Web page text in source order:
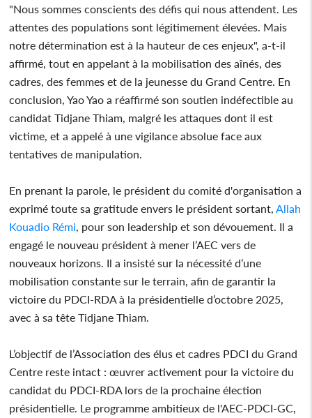
"Nous sommes conscients des défis qui nous attendent. Les
attentes des populations sont légitimement élevées. Mais
notre détermination est à la hauteur de ces enjeux", a-t-il
affirmé, tout en appelant à la mobilisation des aînés, des
cadres, des femmes et de la jeunesse du Grand Centre. En
conclusion, Yao Yao a réaffirmé son soutien indéfectible au
candidat Tidjane Thiam, malgré les attaques dont il est
victime, et a appelé à une vigilance absolue face aux
tentatives de manipulation.
En prenant la parole, le président du comité d'organisation a
exprimé toute sa gratitude envers le président sortant, Allah
Kouadio Rémi , pour son leadership et son dévouement. Il a
engagé le nouveau président à mener l’AEC vers de
nouveaux horizons. Il a insisté sur la nécessité d’une
mobilisation constante sur le terrain, afin de garantir la
victoire du PDCI-RDA à la présidentielle d’octobre 2025,
avec à sa tête Tidjane Thiam.
L’objectif de l’Association des élus et cadres PDCI du Grand
Centre reste intact : œuvrer activement pour la victoire du
candidat du PDCI-RDA lors de la prochaine élection
présidentielle. Le programme ambitieux de l'AEC-PDCI-GC,